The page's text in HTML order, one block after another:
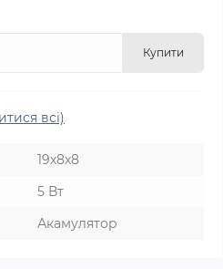
Купити
всі)
19х8х8
5 Вт
Акамулятор